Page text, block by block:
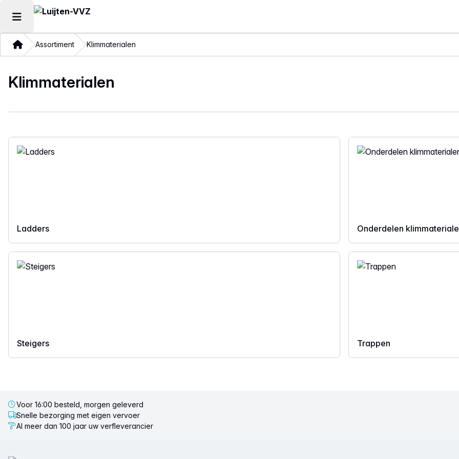
Hoofdmenu openen
ThuisAssortiment Klimmaterialen
Klimmaterialen
Ladders Onderdelen
Steigers Trappen
Voor 16:00 besteld, morgen geleverd
Snelle bezorging met eigen vervoer
Al meer dan 100 jaar uw verfleverancier